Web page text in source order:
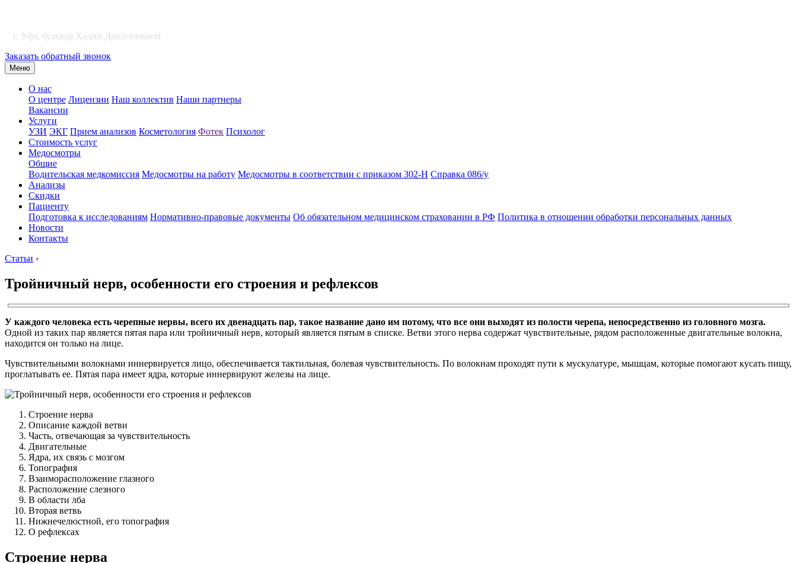
г. Уфа, бульвар Хадии Давлетшиной
Заказать обратный звонок
Меню
О нас
О центре Лицензии Наш коллектив Наши партнеры
Вакансии
Услуги
УЗИ ЭКГ Прием анализов Косметология Фотек Психолог
Стоимость услуг
Медосмотры
Общие
Водительская медкомиссия Медосмотры на работу Медосмотры в соответствии с приказом 302-Н Справка 086/у
Анализы
Скидки
Пациенту
Подготовка к исследованиям Нормативно-правовые документы Об обязательном медицинском страховании в РФ Политика в отношении обработки персональных данных
Новости
Контакты
Статьи ›
Тройничный нерв, особенности его строения и рефлексов
У каждого человека есть черепные нервы, всего их двенадцать пар, такое название дано им потому, что все они выходят из полости черепа, непосредственно из головного мозга.
Одной из таких пар является пятая пара или тройничный нерв, который является пятым в списке. Ветви этого нерва содержат чувствительные, рядом расположенные двигательные волокна,
находится он только на лице.
Чувствительными волокнами иннервируется лицо, обеспечивается тактильная, болевая чувствительность. По волокнам проходят пути к мускулатуре, мышцам, которые помогают кусать пищу,
проглатывать ее. Пятая пара имеет ядра, которые иннервируют железы на лице.
Строение нерва
Описание каждой ветви
Часть, отвечающая за чувствительность
Двигательные
Ядра, их связь с мозгом
Топография
Взаиморасположение глазного
Расположение слезного
В области лба
Вторая ветвь
Нижнечелюстной, его топография
О рефлексах
Строение нерва